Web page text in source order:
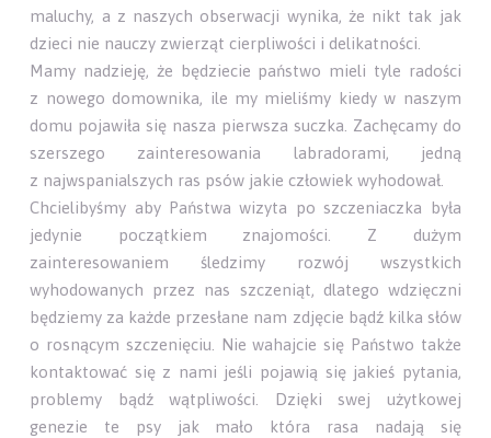
maluchy, a z naszych obserwacji wynika, że nikt tak jak
dzieci nie nauczy zwierząt cierpliwości i delikatności.
Mamy nadzieję, że będziecie państwo mieli tyle radości
z nowego domownika, ile my mieliśmy kiedy w naszym
domu pojawiła się nasza pierwsza suczka. Zachęcamy do
szerszego zainteresowania labradorami, jedną
z najwspanialszych ras psów jakie człowiek wyhodował.
Chcielibyśmy aby Państwa wizyta po szczeniaczka była
jedynie początkiem znajomości. Z dużym
zainteresowaniem śledzimy rozwój wszystkich
wyhodowanych przez nas szczeniąt, dlatego wdzięczni
będziemy za każde przesłane nam zdjęcie bądź kilka słów
o rosnącym szczenięciu. Nie wahajcie się Państwo także
kontaktować się z nami jeśli pojawią się jakieś pytania,
problemy bądź wątpliwości. Dzięki swej użytkowej
genezie te psy jak mało która rasa nadają się